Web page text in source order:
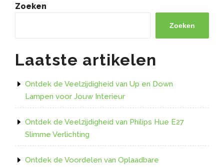
LED
voor
Zoeken
Zoeken
Laatste artikelen
Ontdek de Veelzijdigheid van Up en Down
Lampen voor Jouw Interieur
Ontdek de Veelzijdigheid van Philips Hue E27
Slimme Verlichting
Ontdek de Voordelen van Oplaadbare